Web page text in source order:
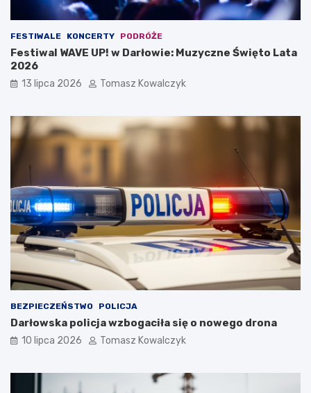
FESTIWALE KONCERTY PODRÓŻE
Festiwal WAVE UP! w Darłowie: Muzyczne Święto Lata
2026
13 lipca 2026 Tomasz Kowalczyk
BEZPIECZEŃSTWO POLICJA
Darłowska policja wzbogaciła się o nowego drona
10 lipca 2026 Tomasz Kowalczyk